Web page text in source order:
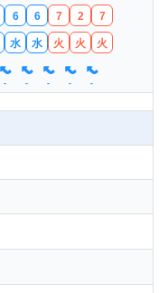
6 6 7 2 7
水 水 火 火 火
- - - - -